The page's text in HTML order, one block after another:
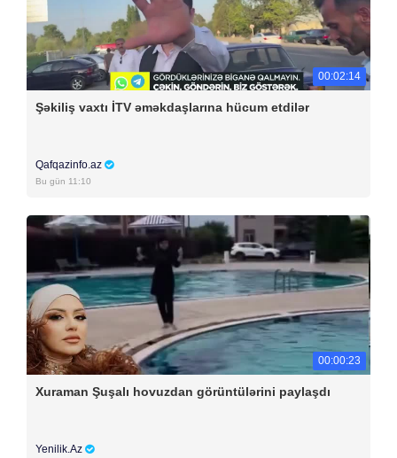
00:02:14
Şəkiliş vaxtı İTV əməkdaşlarına hücum etdilər
Qafqazinfo.az
Bu gün 11:10
00:00:23
Xuraman Şuşalı hovuzdan görüntülərini paylaşdı
Yenilik.Az